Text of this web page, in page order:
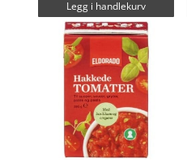
Legg i handlekurv